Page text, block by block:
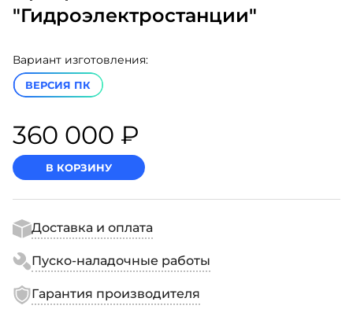
"Гидроэлектростанции"
Вариант изготовления:
ВЕРСИЯ ПК
360 000 ₽
В КОРЗИНУ
Доставка и оплата
Пуско-наладочные работы
Гарантия производителя